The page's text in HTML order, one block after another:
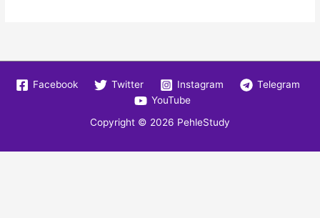
Facebook Twitter Instagram
Telegram
YouTube
Copyright © 2026 PehleStudy